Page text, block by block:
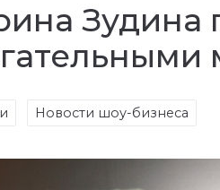
Зудина
Новости шоу-бизнеса